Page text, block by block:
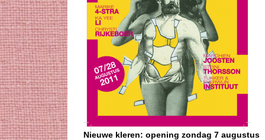
Nieuwe kleren: opening zondag 7 augustus